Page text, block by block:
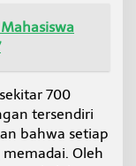
700
tersendiri
bahwa setiap
Oleh